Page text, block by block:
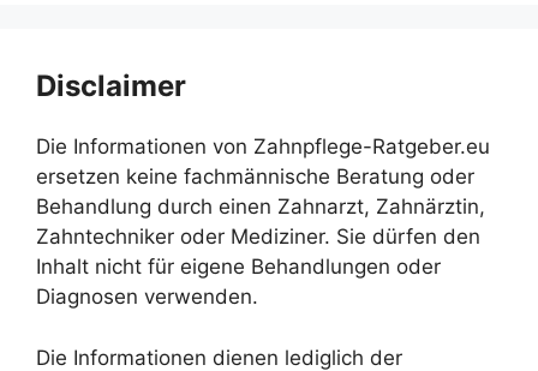
Disclaimer
Die Informationen von Zahnpflege-Ratgeber.eu
ersetzen keine fachmännische Beratung oder
Behandlung durch einen Zahnarzt, Zahnärztin,
Zahntechniker oder Mediziner. Sie dürfen den
Inhalt nicht für eigene Behandlungen oder
Diagnosen verwenden.
Die Informationen dienen lediglich der